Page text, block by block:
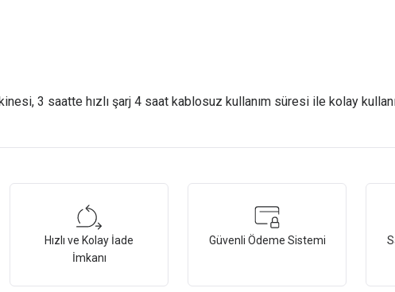
3 saatte hızlı şarj 4 saat kablosuz kullanım süresi ile kolay
Hızlı ve Kolay İade
İmkanı
Güvenli Ödeme Sistemi